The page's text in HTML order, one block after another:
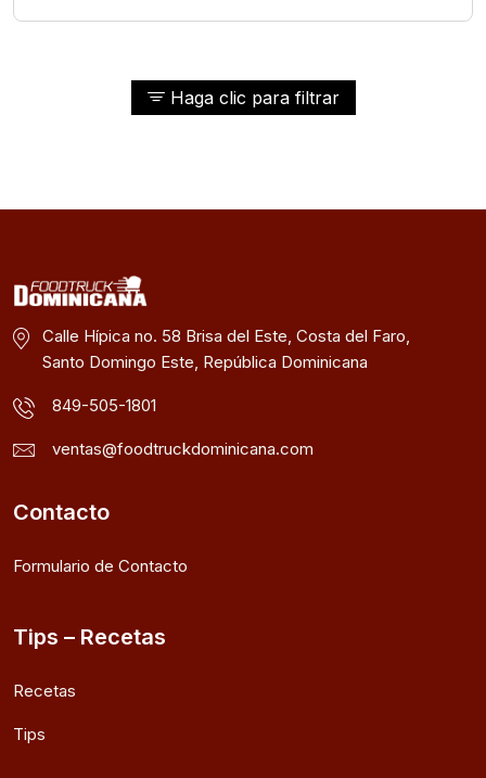
Haga clic para filtrar
Calle Hípica no. 58 Brisa del Este, Costa del Faro,
Santo Domingo Este, República Dominicana
849-505-1801
ventas@foodtruckdominicana.com
Contacto
Formulario de Contacto
Tips – Recetas
Recetas
Tips